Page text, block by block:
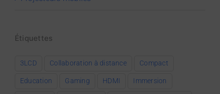
Étiquettes
3LCD Collaboration à distance Compact
Education Gaming HDMI Immersion